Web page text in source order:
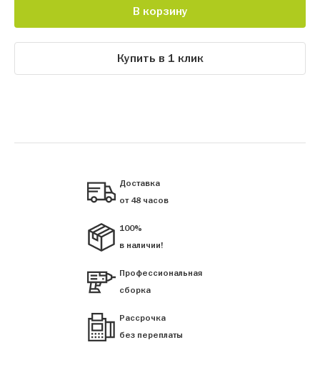
В корзину
Купить в 1 клик
Доставка
от 48 часов
100%
в наличии!
Профессиональная
сборка
Рассрочка
без переплаты